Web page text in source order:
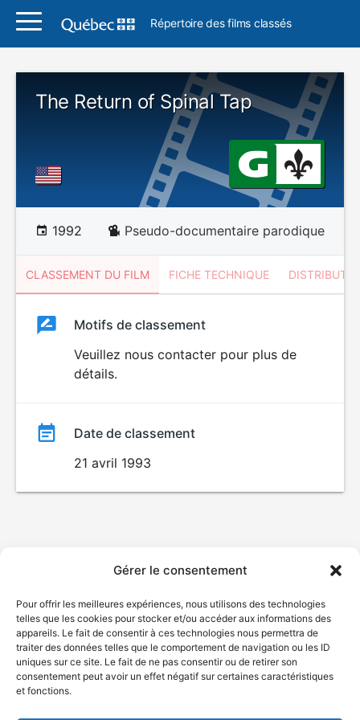
Gérer le consentement
Pour offrir les meilleures expériences, nous utilisons des technologies
telles que les cookies pour stocker et/ou accéder aux informations des
appareils. Le fait de consentir à ces technologies nous permettra de
traiter des données telles que le comportement de navigation ou les ID
uniques sur ce site. Le fait de ne pas consentir ou de retirer son
consentement peut avoir un effet négatif sur certaines caractéristiques
et fonctions.
Répertoire des films classés
The Return of Spinal Tap
1992 Pseudo-documentaire parodique
CLASSEMENT DU FILM FICHE TECHNIQUE
ClassementClassement
Motifs de classement
Veuillez nous contacter pour plus de
détails.
Date de classement
21 avril 1993